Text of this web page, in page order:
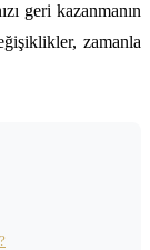
geri kazanmanın
zamanla